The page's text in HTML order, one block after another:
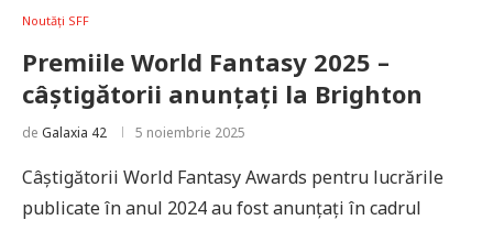
Noutăți SFF
Premiile World Fantasy 2025 –
câștigătorii anunțați la Brighton
de Galaxia 42 5 noiembrie 2025
Câștigătorii World Fantasy Awards pentru lucrările
publicate în anul 2024 au fost anunțați în cadrul